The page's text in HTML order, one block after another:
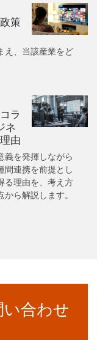
策
え、当該産業をど
ラ
ネ
由
義を発揮しながら
間連携を前提とし
る理由を、考え方
ら解説します。
合わせ